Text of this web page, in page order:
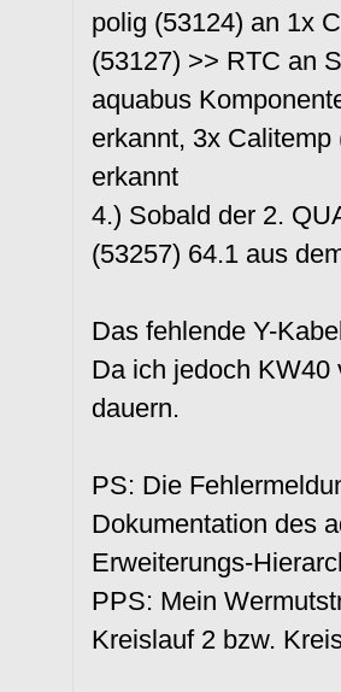
polig (53124) an 1x
(53127) >> RTC an
aquabus
erkannt, 3x
erkannt
4.) Sobald der 2.
(53257) 64.1 aus
Das fehlende Y-
Da ich jedoch KW40
dauern.
PS: Die
Dokumentation des
Erweiterungs-
PPS: Mein
Kreislauf 2 bzw.